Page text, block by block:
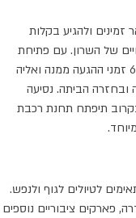
ולהגיע בקלות
של השרון. עם פתיחת
כביש 9 שמחבר את צירי התנועה לכבישים 2, 4 ו-6 זמני ההגעה ממנה ואליה
ובחזרה הביתה. נסיעה
תיפתח תחנת רכבת
לטיולים לגוף ולנפש.
פארקים ציבוריים נוספים